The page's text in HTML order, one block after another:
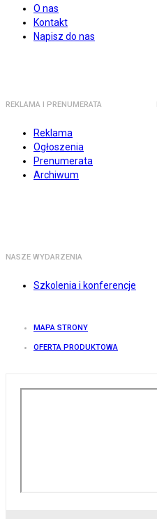
O nas
Kontakt
Napisz do nas
REKLAMA I PRENUMERATA
Reklama
Ogłoszenia
Prenumerata
Archiwum
NASZE WYDARZENIA
Szkolenia i konferencje
MAPA STRONY
OFERTA PRODUKTOWA